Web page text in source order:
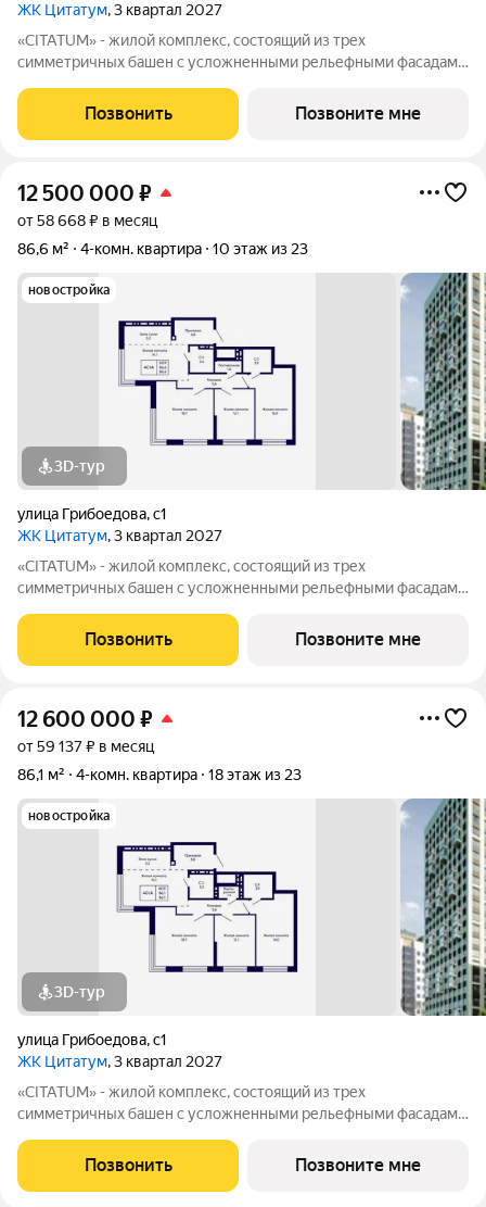
ЖК Цитатум, 3 квартал 2027
«CITATUM» - жилой комплекс, состоящий из трех
симметричных башен с усложненными рельефными фасадами
котором расположится просторное дизайнерское лобби с
консьержем и мягкой зоной ожидания.
Позвонить Позвоните мне
12 500 000 ₽
от 58 668 ₽ в месяц
86,6 м²
4-комн. квартира 10 этаж из 23
новостройка
3D-тур
улица Грибоедова,с1
ЖК Цитатум, 3 квартал 2027
«CITATUM» - жилой комплекс, состоящий из трех
симметричных башен с усложненными рельефными фасадами
котором расположится просторное дизайнерское лобби с
консьержем и мягкой зоной ожидания.
Позвонить Позвоните мне
12 600 000 ₽
от 59 137 ₽ в месяц
86,1 м²
4-комн. квартира 18 этаж из 23
новостройка
3D-тур
улица Грибоедова,с1
ЖК Цитатум, 3 квартал 2027
«CITATUM» - жилой комплекс, состоящий из трех
симметричных башен с усложненными рельефными фасадами
котором расположится просторное дизайнерское лобби с
консьержем и мягкой зоной ожидания.
Позвонить Позвоните мне